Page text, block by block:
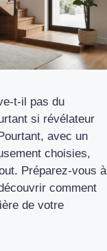
t-il pas du
si révélateur
avec un
choisies,
Préparez-vous à
comment
de votre